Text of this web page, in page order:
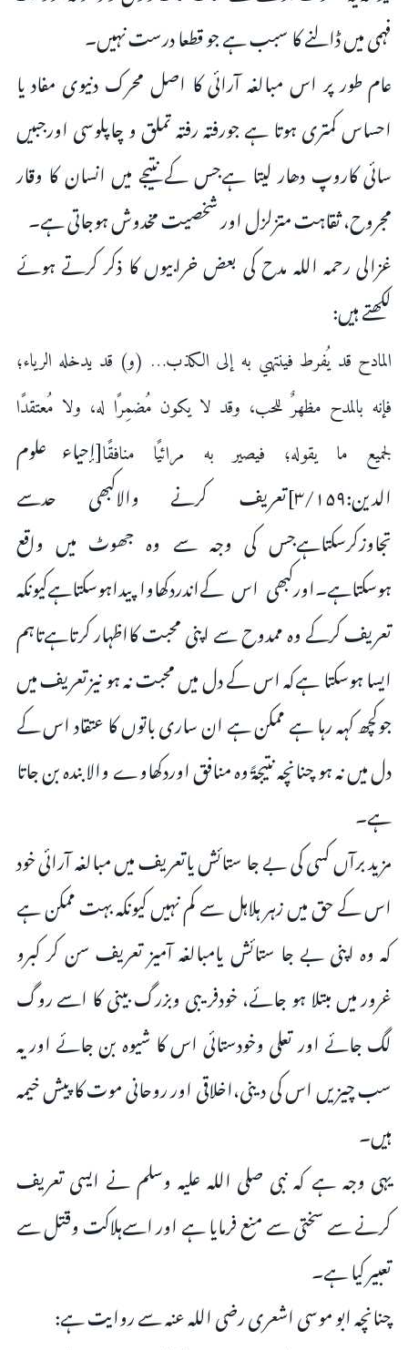
فہمى میں ڈالنے کا سبب ہے جو قطعا درست نہیں۔
عام طور پر اس مبالغہ آرائى کا اصل محرک دنیوى مفاد یا
احساس کمترى ہوتا ہے جورفتہ رفتہ تملق و چاپلوسى اورجبیں
سائى کاروپ دھار لیتا ہےجس کے نتیجے میں انسان کا وقار
مجروح، ثقاہت متزلزل اور شخصیت مخدوش ہوجاتى ہے۔
غزالى رحمہ اللہ مدح کى بعض خرابیوں کا ذکر کرتے ہوئے
لکھتے ہیں:
المادح قد يُفرط فينتهي به إلى الكذب… (و) قد يدخله الرياء؛
فإنه بالمدح مظهرٌ للحب، وقد لا يكون مُضمِرًا له، ولا مُعتقدًا
لجميع ما يقوله؛ فيصير به مرائيًا منافقًا[إحیاء علوم
الدین:۳/۱۵۹]تعریف کرنے والاکبھى حدسے
تجاوزکرسکتاہےجس کى وجہ سے وہ جھوٹ میں واقع
ہوسکتاہے۔اورکبھى اس کےاندردکھاوا پیداہوسکتاہےکیونکہ
تعریف کرکے وہ ممدوح سے اپنى محبت کااظہار کرتاہےتاہم
ایسا ہوسکتا ہےکہ اس کے دل میں محبت نہ ہو نیزتعریف میں
جوکچھ کہہ رہا ہے ممکن ہے ان سارى باتوں کا عتقاد اس کے
دل میں نہ ہو چنانچہ نتیجۃً وہ منافق اوردکھاوے والا بندہ بن جاتا
ہے۔
مزید برآں کسى کى بے جا ستائش یاتعریف میں مبالغہ آرائى خود
اس کے حق میں زہر ہلاہل سے کم نہیں کیونکہ بہت ممکن ہے
کہ وہ اپنى بے جا ستائش یامبالغہ آمیز تعریف سن کر کبرو
غرور میں مبتلا ہو جائے، خودفریبى وبزرگ بینى کا اسے روگ
لگ جائے اور تعلى وخودستائى اس کا شیوہ بن جائے اوریہ
سب چیزیں اس کى دینى،اخلاقى اور روحانى موت کا پیش خیمہ
ہیں۔
یہى وجہ ہے کہ نبى صلى اللہ علیہ وسلم نے ایسى تعریف
کرنے سے سختى سے منع فرمایا ہے اور اسےہلاکت وقتل سے
تعبیر کیا ہے۔
چنانچہ ابو موسى اشعرى رضی اللہ عنہ سے روایت ہے: